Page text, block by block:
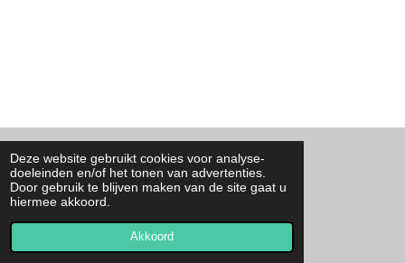
Deze website gebruikt cookies voor analyse-
doeleinden en/of het tonen van advertenties.
Door gebruik te blijven maken van de site gaat u
hiermee akkoord.
Akkoord
F
a
c
e
b
o
I
n
s
t
a
r
T
i
k
T
o
W
h
a
s
A
p
Contact
JouwWeb